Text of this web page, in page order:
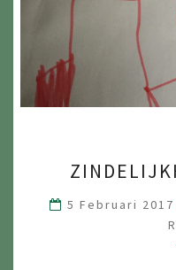
5 Februari 2017